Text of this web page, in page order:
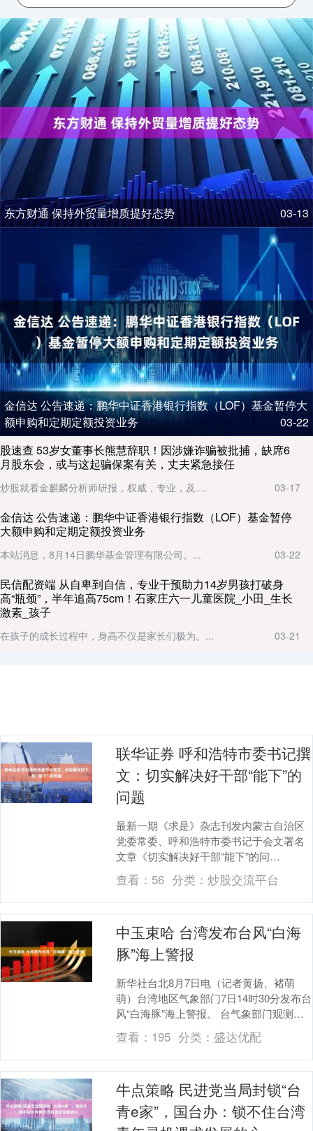
东方财通 保持外贸量增质提好态势 03-13
金信达 公告速递：鹏华中证香港银行指数（LOF）基金暂停大
额申购和定期定额投资业务
03-22
股速查 53岁女董事长熊慧辞职！因涉嫌诈骗被批捕，缺席6
月股东会，或与这起骗保案有关，丈夫紧急接任
炒股就看金麒麟分析师研报，权威，专业，及.... 03-17
金信达 公告速递：鹏华中证香港银行指数（LOF）基金暂停
大额申购和定期定额投资业务
本站消息，8月14日鹏华基金管理有限公司。... 03-22
民信配资端 从自卑到自信，专业干预助力14岁男孩打破身
高“瓶颈”，半年追高75cm！石家庄六一儿童医院_小田_生长
激素_孩子
在孩子的成长过程中，身高不仅是家长们极为。... 03-21
联华证券 呼和浩特市委书记撰
文：切实解决好干部“能下”的
问题
最新一期《求是》杂志刊发内蒙古自治区
党委常委、呼和浩特市委书记于会文署名
文章《切实解决好干部“能下”的问
题》。....
查看： 56 分类： 炒股交流平台
中玉束哈 台湾发布台风“白海
豚”海上警报
新华社台北8月7日电（记者黄扬、褚萌
萌）台湾地区气象部门7日14时30分发布台
风“白海豚”海上警报。 台气象部门观测结
果显示，台风“白海豚”14时的中心位置在
台....
查看： 195 分类： 盛达优配
牛点策略 民进党当局封锁“台
青e家”，国台办：锁不住台湾